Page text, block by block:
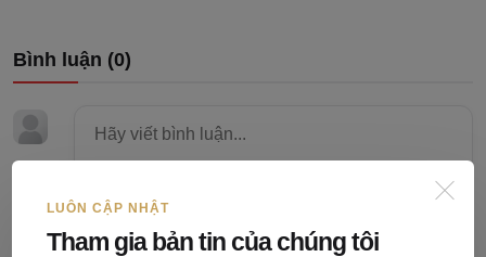
Bình luận (0)
LUÔN CẬP NHẬT
Tham gia bản tin của chúng tôi